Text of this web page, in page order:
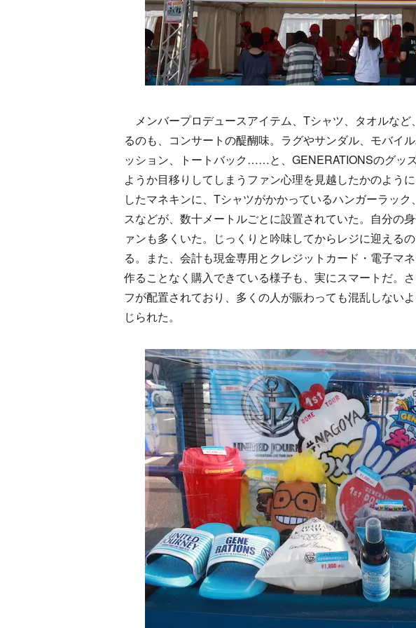
メンバープロデュースアイテム、Tシャツ、タオルな
るのも、コンサートの醍醐味。ラグやサンダル、モバイ
ッション、トートバック……と、GENERATIONSのグッ
ようか目移りしてしまうファン心理を見越したかのよう
したマネキンに、Tシャツがかかっているハンガーラッ
スなどが、数十メートルごとに設置されていた。自分の
ァンも多くいた。じっくりと吟味してからレジに迎える
る。また、会計も現金専用とクレジットカード・電子マ
作ることなく購入できている様子も、実にスマートだ。
フが配置されており、多くの人が賑わっても混乱しない
じられた。